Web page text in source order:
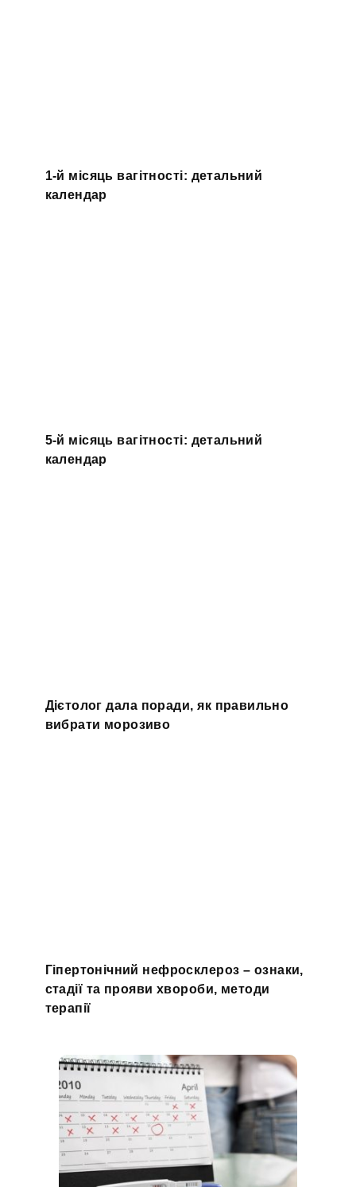
1-й місяць вагітності: детальний
календар
5-й місяць вагітності: детальний
календар
Дієтолог дала поради, як правильно
вибрати морозиво
Гіпертонічний нефросклероз – ознаки,
стадії та прояви хвороби, методи
терапії